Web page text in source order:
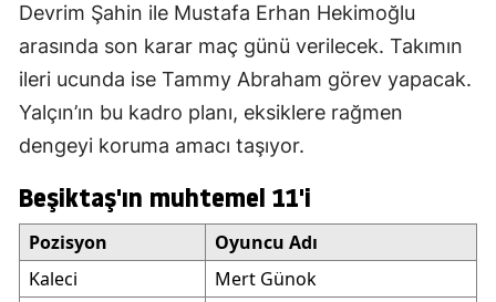
Devrim Şahin ile Mustafa Erhan Hekimoğlu
arasında son karar maç günü verilecek. Takımın
ileri ucunda ise Tammy Abraham görev yapacak.
Yalçın’ın bu kadro planı, eksiklere rağmen
dengeyi koruma amacı taşıyor.
Beşiktaş'ın muhtemel 11'i
Pozisyon
Oyuncu Adı
Kaleci
Mert Günok